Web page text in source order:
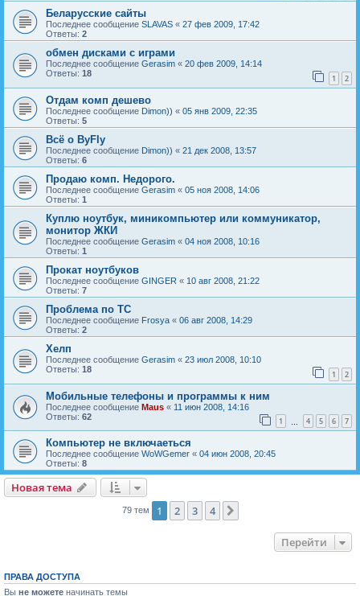
Беларусские сайты
Последнее сообщение SLAVAS « 27 фев 2009, 17:42
Ответы: 2
обмен дисками с играми
Последнее сообщение Gerasim « 20 фев 2009, 14:14
Ответы: 18 1 2
Отдам комп дешево
Последнее сообщение Dimon)) « 05 янв 2009, 22:35
Ответы: 5
Всё о ByFly
Последнее сообщение Dimon)) « 21 дек 2008, 13:57
Ответы: 6
Продаю комп. Недорого.
Последнее сообщение Gerasim « 05 ноя 2008, 14:06
Ответы: 1
Куплю ноутбук, миникомпьютер или коммуникатор,
монитор ЖКИ
Последнее сообщение Gerasim « 04 ноя 2008, 10:16
Ответы: 1
Прокат ноутбуков
Последнее сообщение GINGER « 10 авг 2008, 21:22
Ответы: 7
Проблема по ТС
Последнее сообщение Frosya « 06 авг 2008, 14:29
Ответы: 2
Хелп
Последнее сообщение Gerasim « 23 июл 2008, 10:10
Ответы: 18 1 2
Мобильные телефоны и программы к ним
Последнее сообщение Maus « 11 июн 2008, 14:16
Ответы: 62 1 4 5 6 7
Компьютер не включаеться
Последнее сообщение WoWGemer « 04 июн 2008, 20:45
Ответы: 8
Новая тема
Новаятема
79 тем 1 2 3 4
Перейти
ПРАВА ДОСТУПА
Вы не можете начинать темы